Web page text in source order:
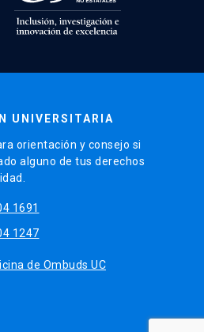
UNIVERSITARIA
orientación y consejo si
alguno de tus derechos
1691
1247
de Ombuds UC